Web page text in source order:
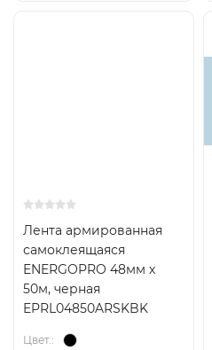
Лента армированная
самоклеящаяся
ENERGOPRO 48мм х
50м, черная
EPRL04850ARSKBK
Цвет.: